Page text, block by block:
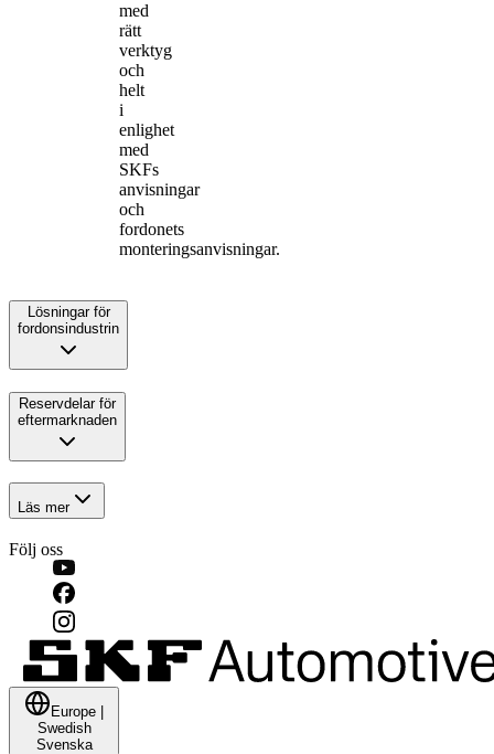
med
rätt
verktyg
och
helt
i
enlighet
med
SKFs
anvisningar
och
fordonets
monteringsanvisningar.
Lösningar för
fordonsindustrin
Reservdelar för
eftermarknaden
Läs mer
Följ oss
Europe
Swedish
Svenska